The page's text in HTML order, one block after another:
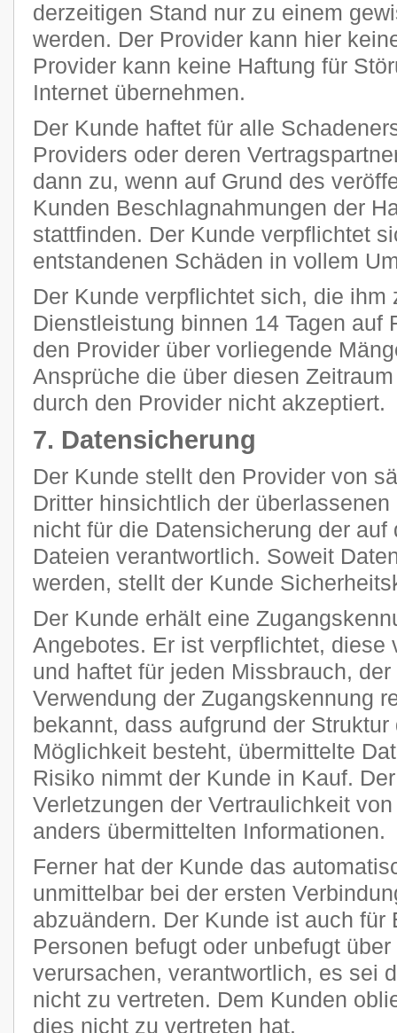
derzeitigen Stand nur zu einem
werden. Der Provider kann hier
Provider kann keine Haftung für
Internet übernehmen.
Der Kunde haftet für alle
Providers oder deren
dann zu, wenn auf Grund des
Kunden Beschlagnahmungen der
stattfinden. Der Kunde verpflichtet
entstandenen Schäden in vollem
Der Kunde verpflichtet sich, die ihm
Dienstleistung binnen 14 Tagen auf
den Provider über vorliegende
Ansprüche die über diesen
durch den Provider nicht akzeptiert.
7. Datensicherung
Der Kunde stellt den Provider von
Dritter hinsichtlich der
nicht für die Datensicherung der
Dateien verantwortlich. Soweit
werden, stellt der Kunde
Der Kunde erhält eine
Angebotes. Er ist verpflichtet, diese
und haftet für jeden Missbrauch,
Verwendung der Zugangskennung
bekannt, dass aufgrund der
Möglichkeit besteht, übermittelte
Risiko nimmt der Kunde in Kauf.
Verletzungen der Vertraulichkeit
anders übermittelten Informationen.
Ferner hat der Kunde das
unmittelbar bei der ersten
abzuändern. Der Kunde ist auch für
Personen befugt oder unbefugt
verursachen, verantwortlich, es sei
nicht zu vertreten. Dem Kunden
dies nicht zu vertreten hat.